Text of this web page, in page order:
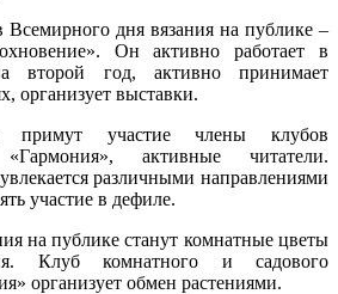
Всемирного дня вязания на публике –
Он активно работает в
второй год, активно принимает
организует выставки.
участие члены клубов
активные читатели.
различными направлениями
участие в дефиле.
на публике станут комнатные цветы
Клуб комнатного и садового
организует обмен растениями.